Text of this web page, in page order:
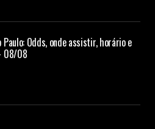
Paulo: Odds, onde assistir, horário e
08/08